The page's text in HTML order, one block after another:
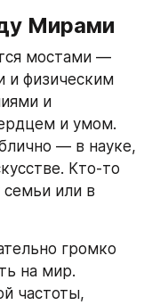
Мирами
мостами —
и физическим
и
и умом.
— в науке,
Кто-то
семьи или в
громко
на мир.
частоты,